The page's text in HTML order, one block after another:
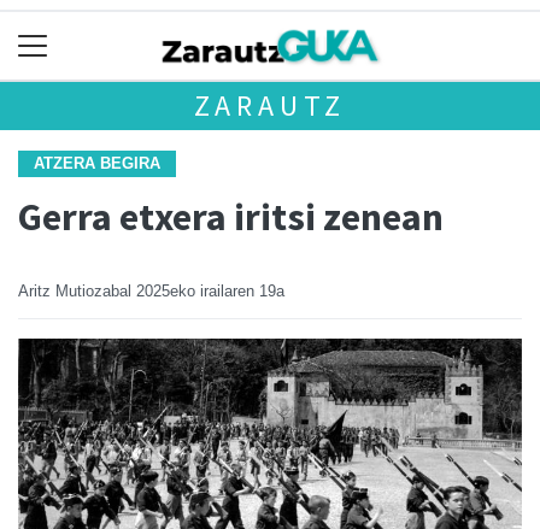
ZARAUTZ
ATZERA BEGIRA
Gerra etxera iritsi zenean
Aritz Mutiozabal 2025eko irailaren 19a